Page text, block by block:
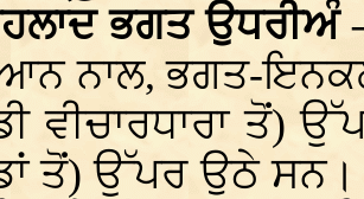
ਭਗਤ ਉਧਰੀਅੰ
ਨਾਲ, ਭਗਤ-
ਵੀਚਾਰਧਾਰਾ ਤੋਂ)
ਤੋਂ) ਉੱਪਰ ਉਠੇ